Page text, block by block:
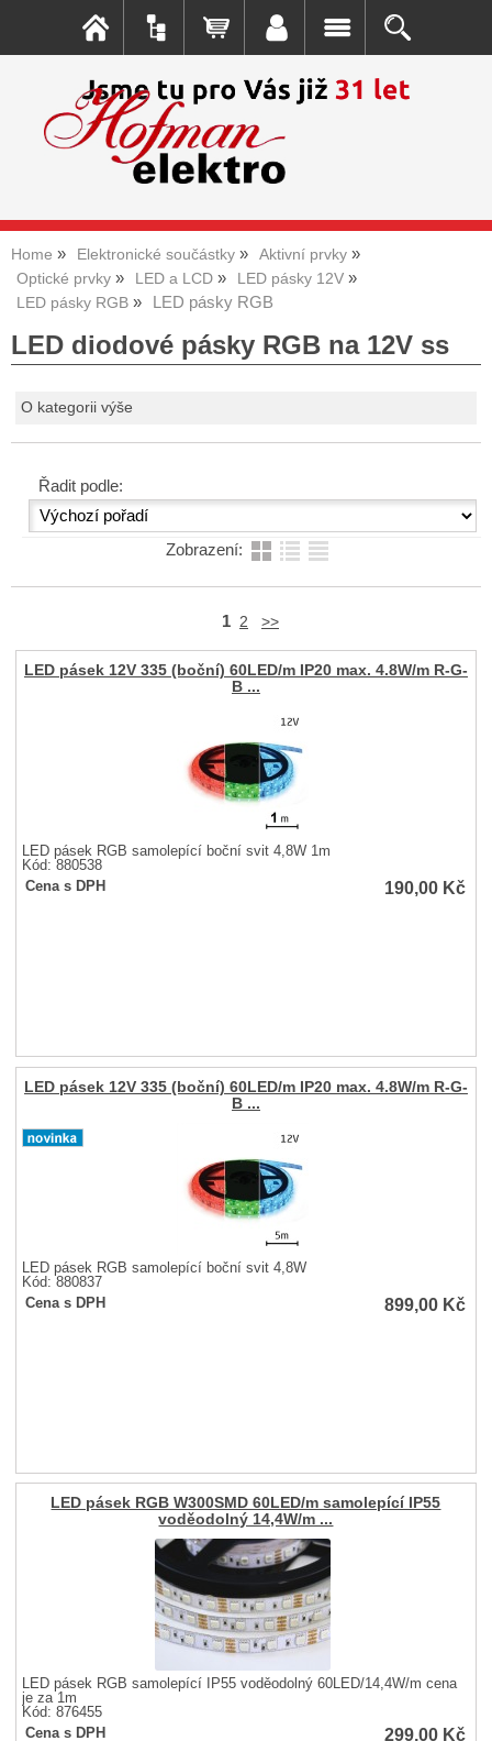
Home Elektronické součástky
Aktivní prvky
Optické prvky
LED a LCD
LED pásky 12V
LED pásky RGB
LED pásky RGB
LED diodové pásky RGB na 12V ss
O kategorii výše
Řadit podle:
Zobrazení:
1 2 >>
LED pásek 12V 335 (boční) 60LED/m IP20 max. 4.8W/m R-G-
B ...
LED pásek RGB samolepící boční svit 4,8W 1m
Kód: 880538
Cena s DPH
190,00 Kč
LED pásek 12V 335 (boční) 60LED/m IP20 max. 4.8W/m R-G-
B ...
LED pásek RGB samolepící boční svit 4,8W
Kód: 880837
Cena s DPH
899,00 Kč
LED pásek RGB W300SMD 60LED/m samolepící IP55
voděodolný 14,4W/m ...
LED pásek RGB samolepící IP55 voděodolný 60LED/14,4W/m cena
je za 1m
Kód: 876455
Cena s DPH
299,00 Kč